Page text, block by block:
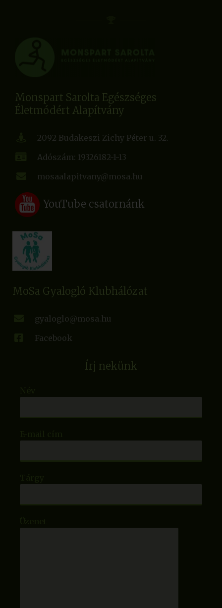
Monspart Sarolta Egészséges
Életmódért Alapítvány
2092 Budakeszi Zichy Péter u. 32.
Adószám: 19326182-1-13
mosaalapitvany@mosa.hu
YouTube csatornánk
MoSa Gyalogló Klubhálózat
gyaloglo@mosa.hu
Facebook
Írj nekünk